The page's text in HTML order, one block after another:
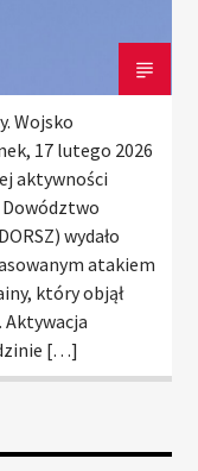
Wojsko
17 lutego 2026
aktywności
wydało
atakiem
który objął
Aktywacja
[…]